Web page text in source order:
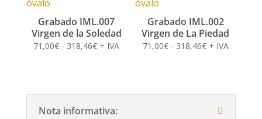
Grabado IML.007
Virgen de la Soledad
71,00€ - 318,46€Rango
hasta
+ IVA
Grabado IML.002
Virgen de La Piedad
71,00€ - 318,46€Rango
hasta
+ IVA
Nota informativa: